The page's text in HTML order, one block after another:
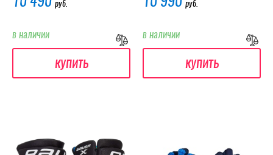
руб.
в наличии
купить
руб.
в наличии
купить